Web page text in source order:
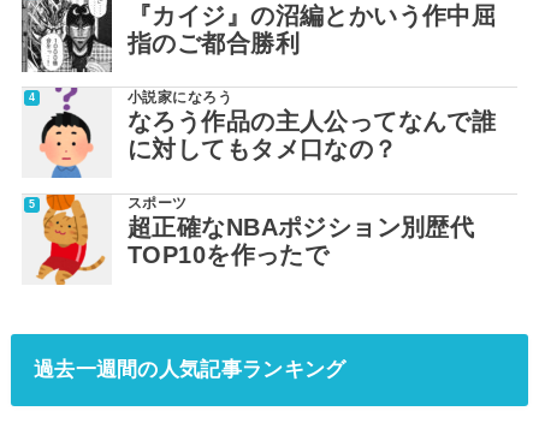
『カイジ』の沼編とかいう作中屈
指のご都合勝利
小説家になろう
なろう作品の主人公ってなんで誰
に対してもタメ口なの？
スポーツ
超正確なNBAポジション別歴代
TOP10を作ったで
過去一週間の人気記事ランキング